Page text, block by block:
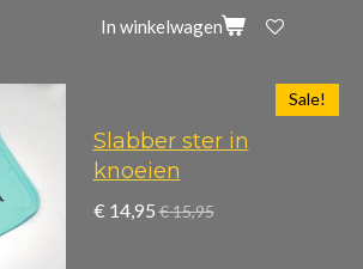
In winkelwagen
Sale!
Slabber ster in
knoeien
€ 14,95 € 15,95